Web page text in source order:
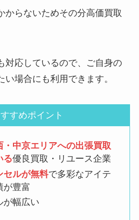
からないためその分高価買取
対応しているので、ご自身の
場合にも利用できます。
すめポイント
・中京エリアへの出張買取
る優良買取・リユース企業
セルが無料で多彩なアイテ
が豊富
が幅広い